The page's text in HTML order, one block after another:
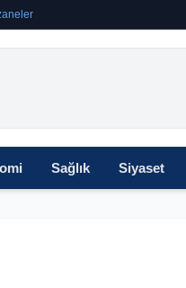
Sağlık Siyaset